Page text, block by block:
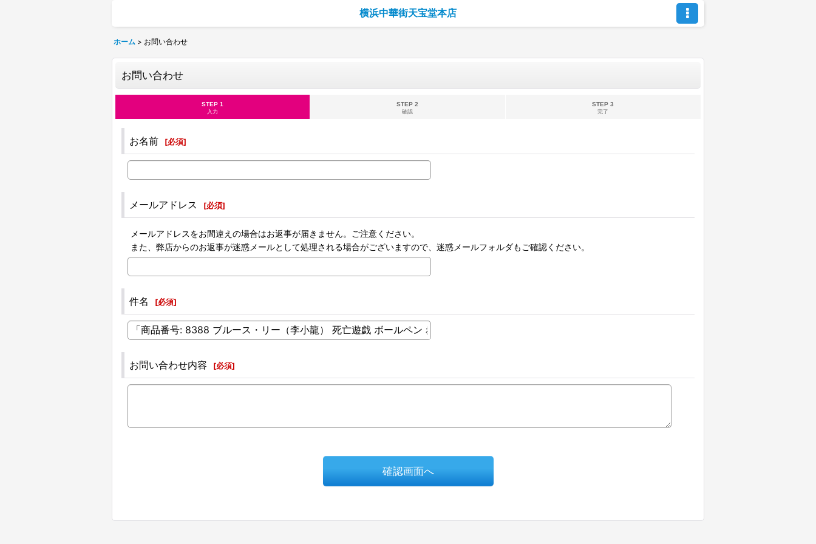
横浜中華街天宝堂本店
ホーム > お問い合わせ
お問い合わせ
STEP 1
入力
STEP 2
確認
STEP 3
完了
お名前 [必須]
メールアドレス [必須]
メールアドレスをお間違えの場合はお返事が届きません。ご注意ください。
また、弊店からのお返事が迷惑メールとして処理される場合がございますので、迷惑メールフォルダもご確認ください。
件名 [必須]
お問い合わせ内容 [必須]
確認画面へ